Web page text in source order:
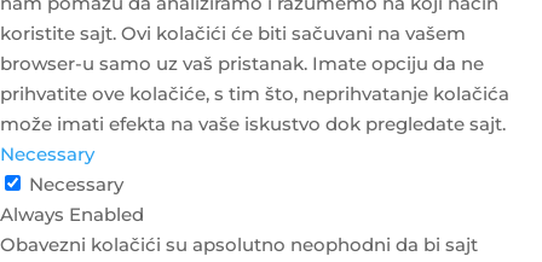
koristite sajt. Ovi kolačići će biti sačuvani na vašem
browser-u samo uz vaš pristanak. Imate opciju da ne
prihvatite ove kolačiće, s tim što, neprihvatanje kolačića
može imati efekta na vaše iskustvo dok pregledate sajt.
Necessary
Necessary
Always Enabled
Obavezni kolačići su apsolutno neophodni da bi sajt